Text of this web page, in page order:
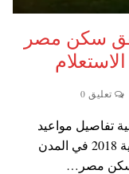
سكن مصر
تعليق 0
تفاصيل مواعيد
نتيجة قرعة شقق سكن مصر المرحلة الثانية 2018 في المدن
سكن مصر…